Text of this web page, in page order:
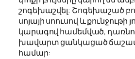
շոգեխաշվել: Շոգեխաշած
սոյայի սոուսով և քունջութի
կարագով համեմված,
խավարտ ցանկացած
համար: